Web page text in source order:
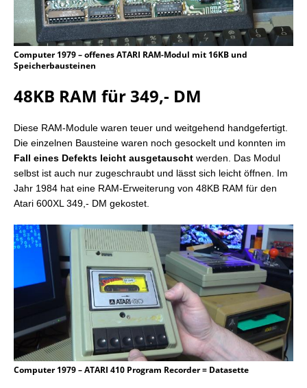
Computer 1979 – offenes ATARI RAM-Modul mit 16KB und
Speicherbausteinen
48KB RAM für 349,- DM
Diese RAM-Module waren teuer und weitgehend handgefertigt.
Die einzelnen Bausteine waren noch gesockelt und konnten im
Fall eines Defekts leicht ausgetauscht werden. Das Modul
selbst ist auch nur zugeschraubt und lässt sich leicht öffnen. Im
Jahr 1984 hat eine RAM-Erweiterung von 48KB RAM für den
Atari 600XL 349,- DM gekostet.
Computer 1979 – ATARI 410 Program Recorder = Datasette